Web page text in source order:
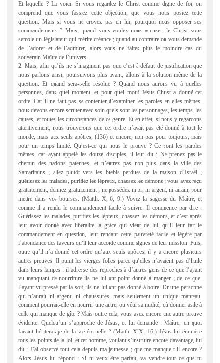
Et laquelle ? La voici. Si vous regardez le Christ comme digne de foi, on
comprend que vous fassiez cette objection, que vous nous posiez cette
question. Mais si vous ne croyez pas en lui, pourquoi nous opposer ses
commandements ? Mais, quand vous voulez nous accuser, le Christ vous
semble un législateur qui mérite créance ; quand au contraire on vous demande
de l’adorer et de l’admirer, alors vous ne faites plus le moindre cas du
souverain Maître de l’univers.
2. Mais, afin qu’ils ne s’imaginent pas que c’est à défaut de justification que
nous parlons ainsi, poursuivons plus avant, allons à la solution même de la
question. Et quand sera-t-elle résolue ? Quand nous aurons vu à quelles
personnes, dans quel moment, et pour quel motif Jésus-Christ a donné cet
ordre. Car il ne faut pas se contenter d’examiner les paroles en elles-mêmes,
nous devons encore scruter avec soin quels sont les personnages, les temps, les
causes, et toutes les circonstances de ce genre. Et en effet, si nous y regardons
attentivement, nous trouverons que cet ordre n’avait pas été donné à tout le
monde, mais aux seuls apôtres, (136) et encore, non pas pour toujours, mais
pour un temps limité. Qu’est-ce qui nous le prouve ? Ce sont les paroles
mêmes, car ayant appelé les douze disciples, il leur dit : Ne prenez pas le
chemin des nations païennes, et n’entrez pas non plus dans la ville des
Samaritains ; allez plutôt vers les brebis perdues de la maison d’Israël ;
guérissez les malades, purifiez les lépreux, chassez les démons ; vous avez reçu
gratuitement, donnez gratuitement ; ne possédez ni or, ni argent, ni airain, pour
mettre dans vos bourses. (Matth. X, 6, 9.) Voyez la sagesse du Maître, et
comme il a rendu le commandement facile à suivre. Il commence par dire :
Guérissez les malades, purifiez les lépreux, chassez les démons, et c’est après
leur avoir donné avec libéralité la grâce qui vient de lui, qu’il leur fait le
commandement en question, leur rendant cette pauvreté facile et légère par
l’abondance des faveurs qu’il leur accorde comme signes de leur mission. Puis,
outre qu’il n’a donné cet ordre qu’aux seuls apôtres, il y a encore plusieurs
autres preuves. Il punit les vierges folles parce qu’elles n’avaient pas d’huile
dans leurs lampes ; il adresse des reproches à d’autres gens de ce que l’ayant
vu manquant de nourriture ils ne lui ont point donné à manger ; de ce que,
l’ayant vu pressé par la soif, ils ne lui ont pas donné à boire. Or une personne
qui n’aurait ni argent, ni chaussures, mais seulement un unique manteau,
comment pourrait-elle en nourrir une autre, ou vêtir sa nudité, où donner asile à
celle qui manque de gîte ? Mais outre cela, vous avez encore une autre preuve
évidente. Quelqu’un s’approche de Jésus, et lui demande : Maître, en quoi
faisant hériterai-,je de la vie éternelle ? (Matth. XIX, 16.) Jésus lui énumère
tous les points de la loi, et cet homme, voulant s’instruire encore davantage, lui
dit : J’ai observé tout cela depuis ma jeunesse ; que me manque-t-il encore ?
Alors Jésus lui répond : Si tu veux être parfait, va vendre tout ce que tu